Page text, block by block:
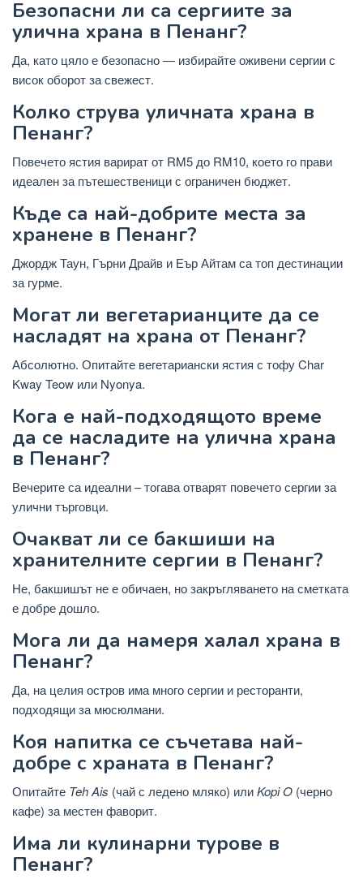
Безопасни ли са сергиите за
улична храна в Пенанг?
Да, като цяло е безопасно — избирайте оживени сергии с
висок оборот за свежест.
Колко струва уличната храна в
Пенанг?
Повечето ястия варират от RM5 до RM10, което го прави
идеален за пътешественици с ограничен бюджет.
Къде са най-добрите места за
хранене в Пенанг?
Джордж Таун, Гърни Драйв и Еър Айтам са топ дестинации
за гурме.
Могат ли вегетарианците да се
насладят на храна от Пенанг?
Абсолютно. Опитайте вегетариански ястия с тофу Char
Kway Teow или Nyonya.
Кога е най-подходящото време
да се насладите на улична храна
в Пенанг?
Вечерите са идеални – тогава отварят повечето сергии за
улични търговци.
Очакват ли се бакшиши на
хранителните сергии в Пенанг?
Не, бакшишът не е обичаен, но закръгляването на сметката
е добре дошло.
Мога ли да намеря халал храна в
Пенанг?
Да, на целия остров има много сергии и ресторанти,
подходящи за мюсюлмани.
Коя напитка се съчетава най-
добре с храната в Пенанг?
Опитайте Teh Ais (чай с ледено мляко) илиKopi O (черно
кафе) за местен фаворит.
Има ли кулинарни турове в
Пенанг?